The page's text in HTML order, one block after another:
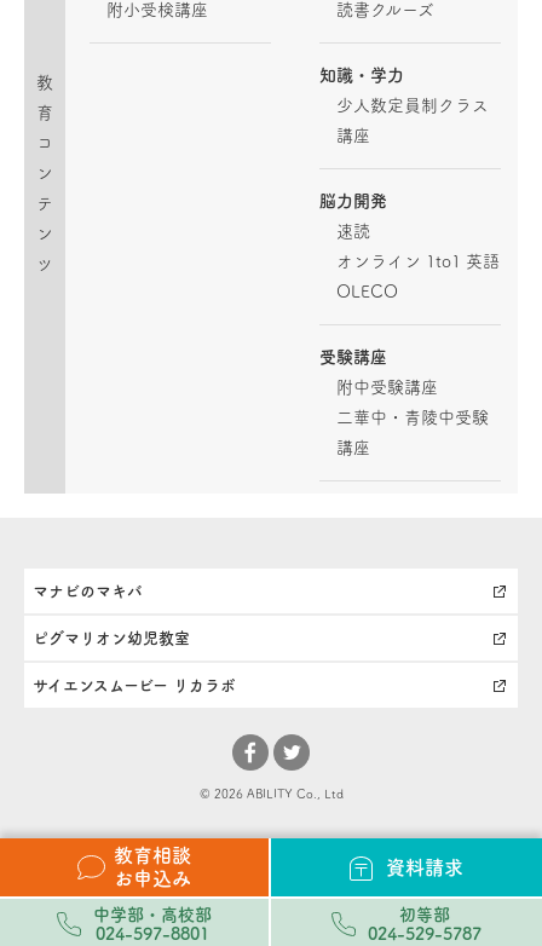
教
育
コ
ン
テ
ン
ツ
附小受検講座
読書クルーズ
知識・学力
少人数定員制クラス
講座
脳力開発
速読
オンライン 1to1 英語
OLECO
受験講座
附中受験講座
二華中・青陵中受験
講座
マナビのマキバ
ピグマリオン幼児教室
サイエンスムービー リカラボ
© 2026 ABILITY Co., Ltd
教育相談
お申込み
資料請求
中学部・高校部
024-597-8801
初等部
024-529-5787